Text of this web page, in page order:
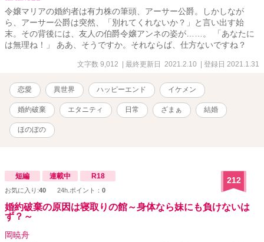
令嬢マリアの婚約者は有力株の筆頭、アーサー公爵。しかしなが
ら、アーサー公爵は突然、「別れてくれないか？」と言い出す始
末。その背後には、友人の伯爵令嬢アンネの姿が……。 「あなたに
は無理ね！」 ああ、そうですか。それならば、仕方ないですね？
文字数 9,012 | 最終更新日 2021.2.10 | 登録日 2021.1.31
恋愛 異世界 ハッピーエンド イケメン
婚約破棄 エタニティ 日常 ざまぁ 結婚
ほのぼの
短編 連載中 R18
お気に入り:40 24h.ポイント： 0
212
婚約破棄の原因は寝取りの館～身体なら妹にも負けないは
ず？～
岡暁舟